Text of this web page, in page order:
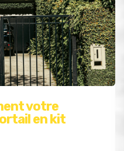
votre
en kit